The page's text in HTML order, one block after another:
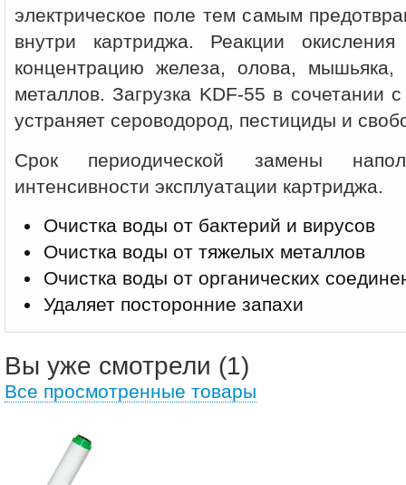
электрическое поле тем самым
внутри картриджа. Реакции
концентрацию железа, олова,
металлов. Загрузка KDF-55 в сочетании
устраняет сероводород, пестициды и
Cрок периодической замены
интенсивности эксплуатации картриджа.
Очистка воды от бактерий и вирусов
Очистка воды от тяжелых металлов
Очистка воды от органических
Удаляет посторонние запахи
Вы уже смотрели (1)
Все просмотренные товары